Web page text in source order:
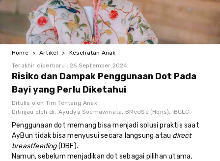
Home > Artikel >
Kesehatan Anak
Terakhir diperbarui:26 September 2024
Risiko dan Dampak Penggunaan Dot Pada
Bayi yang Perlu Diketahui
Ditulis oleh Tim Tentang Anak
Ditinjau oleh dr. Ayudya Soemawinata, BMedSc (Hons), IBCLC
Penggunaan dot memang bisa menjadi solusi praktis saat
AyBun tidak bisa menyusui secara langsung atau direct
breastfeeding(DBF).
Namun, sebelum menjadikan dot sebagai pilihan utama,